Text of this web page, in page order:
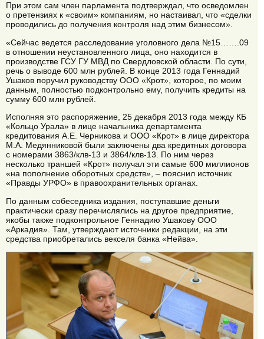
При этом сам член парламента подтверждал, что осведомлен
о претензиях к «своим» компаниям, но настаивал, что «сделки
проводились до получения контроля над этим бизнесом».
«Сейчас ведется расследование уголовного дела №15…….09
в отношении неустановленного лица, оно находится в
производстве ГСУ ГУ МВД по Свердловской области. По сути,
речь о выводе 600 млн рублей. В конце 2013 года Геннадий
Ушаков поручил руководству ООО «Крот», которое, по моим
данным, полностью подконтрольно ему, получить кредиты на
сумму 600 млн рублей.
Исполняя это распоряжение, 25 декабря 2013 года между КБ
«Кольцо Урала» в лице начальника департамента
кредитования А.Е. Черникова и ООО «Крот» в лице директора
М.А. Медянниковой были заключены два кредитных договора
с номерами 3863/клв-13 и 3864/клв-13. По ним через
несколько траншей «Крот» получал эти самые 600 миллионов
«на пополнение оборотных средств», – пояснил источник
«Правды УРФО» в правоохранительных органах.
По данным собеседника издания, поступавшие деньги
практически сразу перечислялись на другое предприятие,
якобы также подконтрольное Геннадию Ушакову ООО
«Аркадия». Там, утверждают источники редакции, на эти
средства приобретались векселя банка «Нейва».